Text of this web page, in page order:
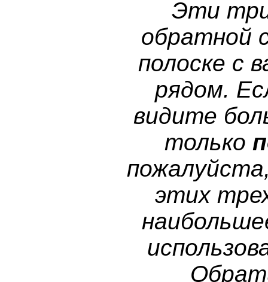
Эти
обратной
полоске с
рядом.
видите
только
этих